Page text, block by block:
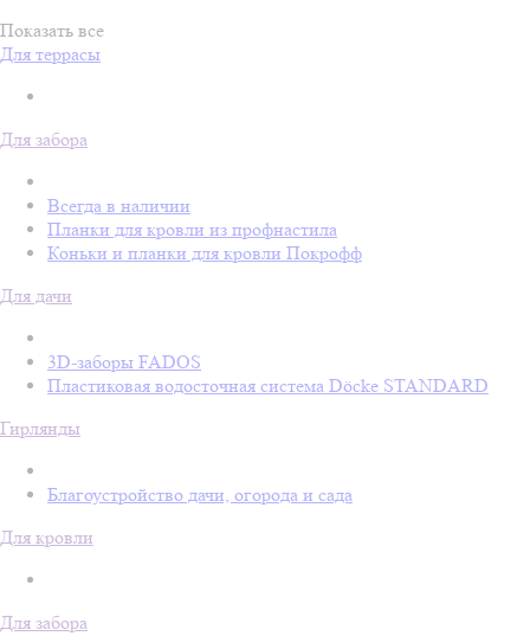
Показать все
Для террасы
Для забора
Всегда в наличии
Планки для кровли из профнастила
Коньки и планки для кровли Покрофф
Для дачи
3D-заборы FADOS
Пластиковая водосточная система Döcke STANDARD
Гирлянды
Благоустройство дачи, огорода и сада
Для кровли
Для забора